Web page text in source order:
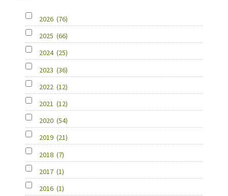
2026 (76)
2025 (66)
2024 (25)
2023 (36)
2022 (12)
2021 (12)
2020 (54)
2019 (21)
2018 (7)
2017 (1)
2016 (1)